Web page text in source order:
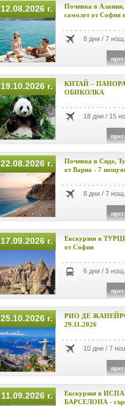
12.08.2026 г.
Почивка в Алания,
самолет от София
8 дни / 7 нощ.
19.10.2026 г.
КИТАЙ –
ОБИКОЛКА
18 дни / 15
22.08.2026 г.
Почивка в Сиде,
от Варна - 7
8 дни / 7 нощ.
17.09.2026 г.
Екскурзия в
от София
6 дни / 5 нощ.
25.10.2026 г.
РИО ДЕ ЖАНЕЙРО
29.11.2026
10 дни / 7
11.09.2026 г.
Екскурзия в
БАРСЕЛОНА -